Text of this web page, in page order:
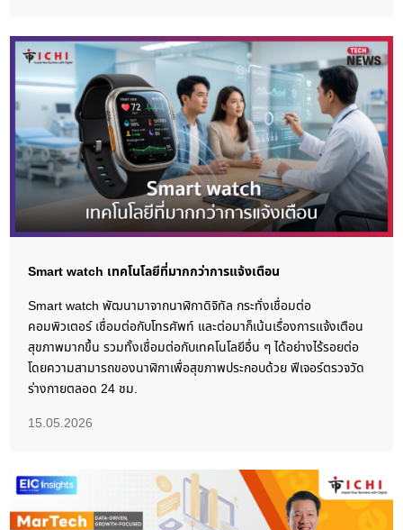
Smart watch เทคโนโลยีที่มากกว่าการแจ้งเตือน
Smart watch พัฒนามาจากนาฬิกาดิจิทัล กระทั่งเชื่อมต่อ
คอมพิวเตอร์ เชื่อมต่อกับโทรศัพท์ และต่อมาก็เน้นเรื่องการแจ้งเตือน
สุขภาพมากขึ้น รวมทั้งเชื่อมต่อกับเทคโนโลยีอื่น ๆ ได้อย่างไร้รอยต่อ
โดยความสามารถของนาฬิกาเพื่อสุขภาพประกอบด้วย ฟีเจอร์ตรวจวัด
ร่างกายตลอด 24 ชม.
15.05.2026